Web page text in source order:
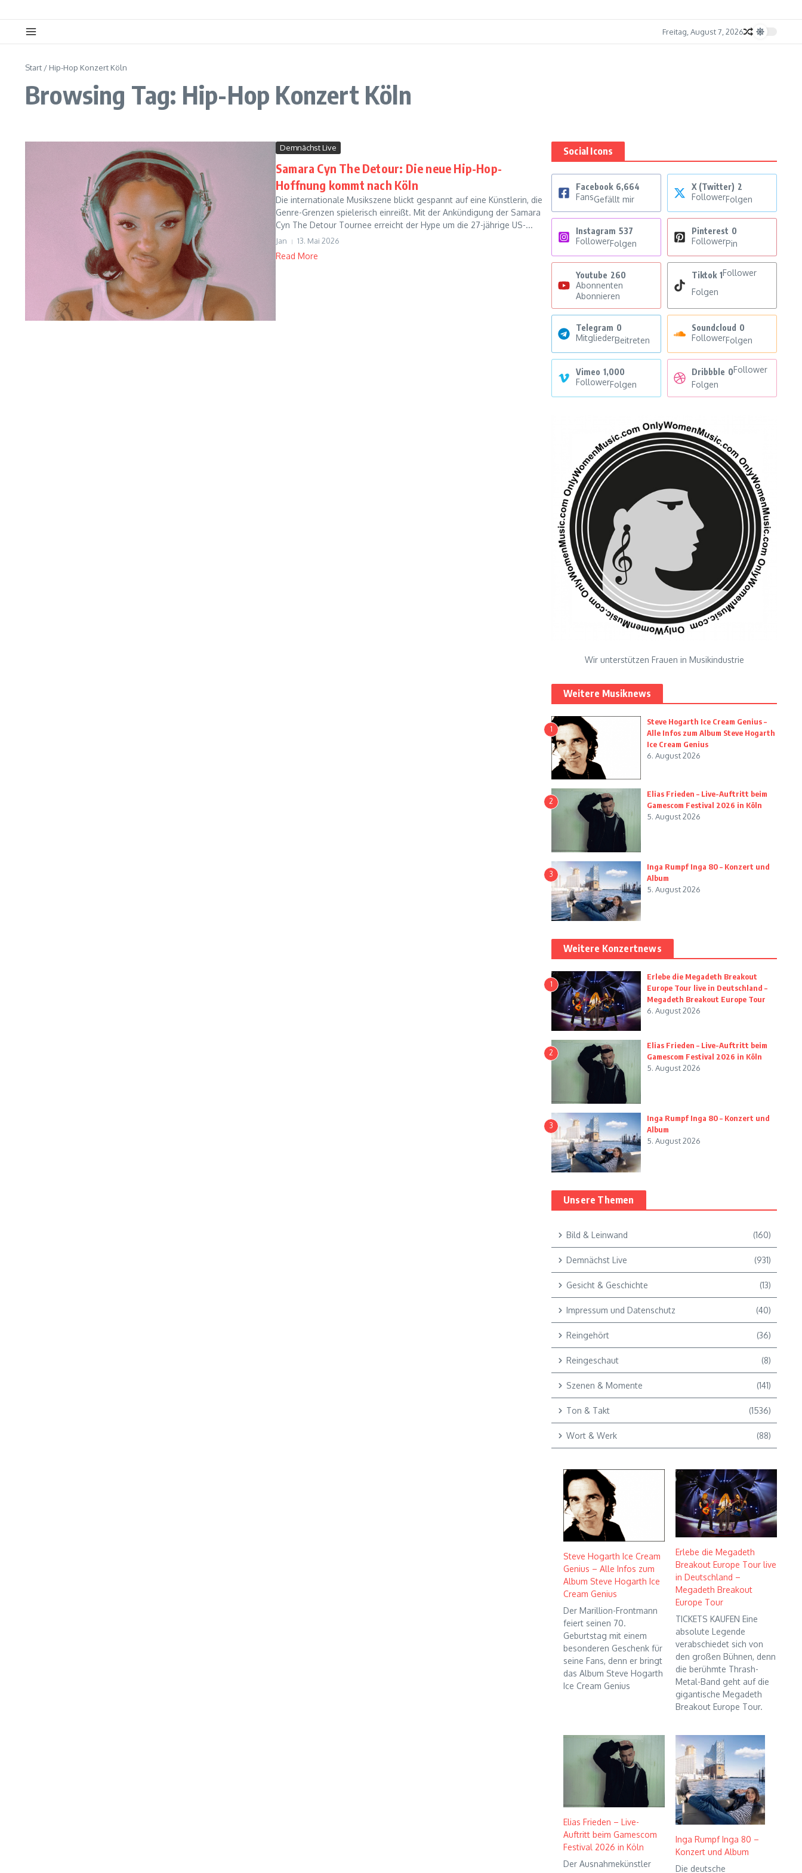
Freitag, August 7, 2026
Start / Hip-Hop Konzert Köln
Browsing Tag: Hip-Hop Konzert Köln
Demnächst Live
Samara Cyn The Detour: Die neue Hip-Hop-
Hoffnung kommt nach Köln
Die internationale Musikszene blickt gespannt auf eine Künstlerin, die
Genre-Grenzen spielerisch einreißt. Mit der Ankündigung der Samara
Cyn The Detour Tournee erreicht der Hype um die 27-jährige US-...
Jan 13. Mai 2026
Read More
Social Icons
Facebook 6,664
FansGefällt mir
X (Twitter) 2
FollowerFolgen
Instagram 537
FollowerFolgen
Pinterest 0
FollowerPin
Youtube 260
Abonnenten
Abonnieren
Tiktok 1Follower
Folgen
Telegram 0
MitgliederBeitreten
Soundcloud 0
FollowerFolgen
Vimeo 1,000
FollowerFolgen
Dribbble 0Follower
Folgen
Wir unterstützen Frauen in Musikindustrie
Weitere Musiknews
1
Steve Hogarth Ice Cream Genius –
Alle Infos zum Album Steve Hogarth
Ice Cream Genius
6. August 2026
2
Elias Frieden – Live-Auftritt beim
Gamescom Festival 2026 in Köln
5. August 2026
3
Inga Rumpf Inga 80 – Konzert und
Album
5. August 2026
Weitere Konzertnews
1
Erlebe die Megadeth Breakout
Europe Tour live in Deutschland –
Megadeth Breakout Europe Tour
6. August 2026
2
Elias Frieden – Live-Auftritt beim
Gamescom Festival 2026 in Köln
5. August 2026
3
Inga Rumpf Inga 80 – Konzert und
Album
5. August 2026
Unsere Themen
Bild & Leinwand (160)
Demnächst Live (931)
Gesicht & Geschichte (13)
Impressum und Datenschutz (40)
Reingehört (36)
Reingeschaut (8)
Szenen & Momente (141)
Ton & Takt (1536)
Wort & Werk (88)
Steve Hogarth Ice Cream
Genius – Alle Infos zum
Album Steve Hogarth Ice
Cream Genius
Der Marillion-Frontmann
feiert seinen 70.
Geburtstag mit einem
besonderen Geschenk für
seine Fans, denn er bringt
das Album Steve Hogarth
Ice Cream Genius
Erlebe die Megadeth
Breakout Europe Tour live
in Deutschland –
Megadeth Breakout
Europe Tour
TICKETS KAUFEN Eine
absolute Legende
verabschiedet sich von
den großen Bühnen, denn
die berühmte Thrash-
Metal-Band geht auf die
gigantische Megadeth
Breakout Europe Tour.
Elias Frieden – Live-
Auftritt beim Gamescom
Festival 2026 in Köln
Der Ausnahmekünstler
Inga Rumpf Inga 80 –
Konzert und Album
Die deutsche